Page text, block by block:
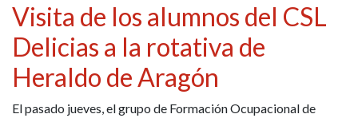
Visita de los alumnos del CSL
Delicias a la rotativa de
Heraldo de Aragón
El pasado jueves, el grupo de Formación Ocupacional de